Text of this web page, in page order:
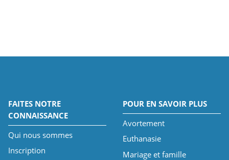
FAITES NOTRE
CONNAISSANCE
Qui nous sommes
Inscription
POUR EN SAVOIR PLUS
Avortement
Euthanasie
Mariage et famille